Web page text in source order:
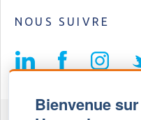
Bienvenue
NOUS SUIVRE